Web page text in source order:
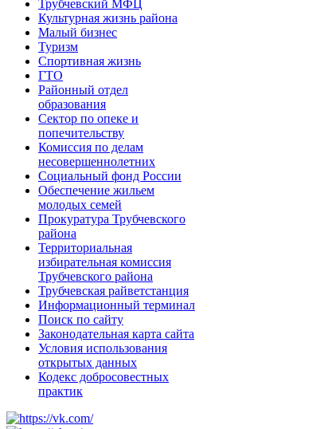
Трубчевский МФЦ
Культурная жизнь района
Малый бизнес
Туризм
Спортивная жизнь
ГТО
Районный отдел
образования
Сектор по опеке и
попечительству
Комиссия по делам
несовершеннолетних
Социальный фонд России
Обеспечение жильем
молодых семей
Прокуратура Трубчевского
района
Территориальная
избирательная комиссия
Трубчевского района
Трубчевская райветстанция
Информационный терминал
Поиск по сайту
Законодательная карта сайта
Условия использования
открытых данных
Кодекс добросовестных
практик